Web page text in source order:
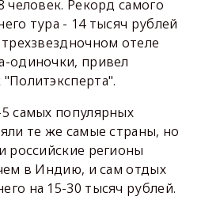
человек. Рекорд самого
тура - 14 тысяч рублей
отеле
одиночки, привел
самых популярных
те же самые страны, но
российские регионы
в Индию, и сам отдых
на 15-30 тысяч рублей.